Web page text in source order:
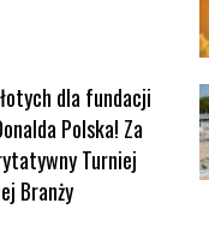
dla fundacji
Polska! Za
Turniej
Branży